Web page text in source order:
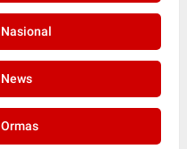
Nasional
News
Ormas